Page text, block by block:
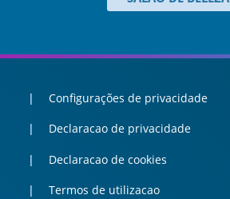
Configurações de privacidade
Declaracao de privacidade
Declaracao de cookies
Termos de utilizacao